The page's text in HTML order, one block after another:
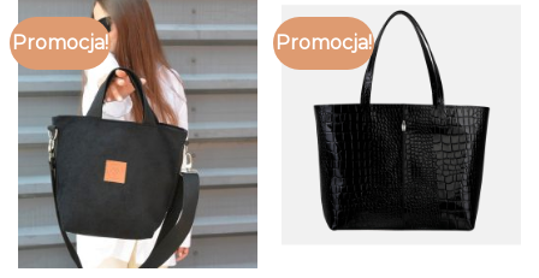
Promocja! Promocja!